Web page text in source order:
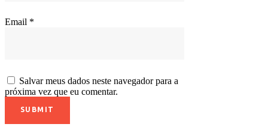
Email *
Salvar meus dados neste navegador para a
próxima vez que eu comentar.